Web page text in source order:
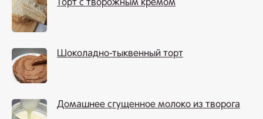
Торт с творожным кремом
Шоколадно-тыквенный торт
Домашнее сгущенное молоко из творога